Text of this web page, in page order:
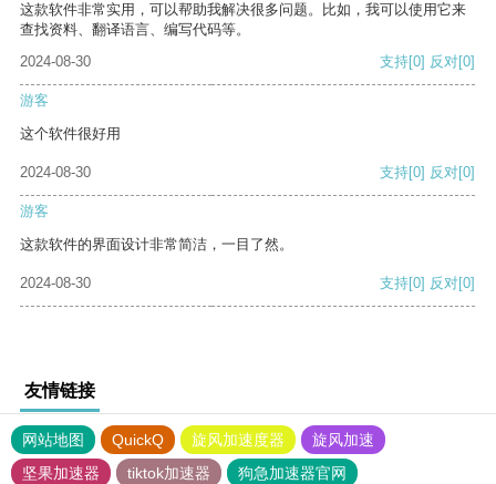
这款软件非常实用，可以帮助我解决很多问题。比如，我可以使用它来
查找资料、翻译语言、编写代码等。
2024-08-30
支持[0] 反对[0]
游客
这个软件很好用
2024-08-30 支持[0] 反对[0]
游客
这款软件的界面设计非常简洁，一目了然。
2024-08-30 支持[0] 反对[0]
友情链接
网站地图 QuickQ 旋风加速度器
旋风加速
坚果加速器
tiktok加速器
狗急加速器官网